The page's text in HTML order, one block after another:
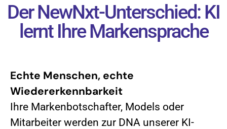
Der NewNxt-Unterschied: KI
lernt Ihre Markensprache
Echte Menschen, echte
Wiedererkennbarkeit
Ihre Markenbotschafter, Models oder
Mitarbeiter werden zur DNA unserer KI-